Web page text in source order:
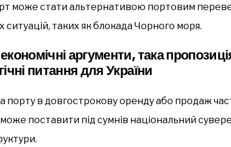
може стати альтернативою портовим
ситуацій, таких як блокада Чорного моря.
аргументи, така
питання для України
порту в довгострокову оренду або продаж
поставити під сумнів національний